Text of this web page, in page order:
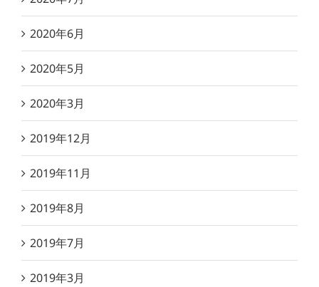
2020年6月
2020年5月
2020年3月
2019年12月
2019年11月
2019年8月
2019年7月
2019年3月